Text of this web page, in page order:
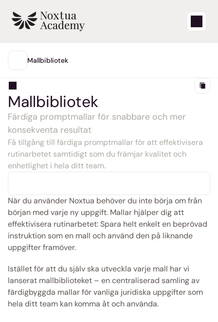
Starta
HUVUDMENY
Supportartiklar
Blogg
Produktuppdateringar
Logga in
Mallbibliotek
Mallbibliotek
Färdiga promptmallar för snabbare och mer
konsekventa resultat
Få tillgång till färdiga promptmallar för att effektivisera
rutinarbetet samtidigt som du främjar kvalitet och
enhetlighet i hela ditt team.
När du använder Noxtua behöver du inte börja om från
början med varje ny uppgift. Mallar hjälper dig att
effektivisera rutinarbetet: Spara helt enkelt en beprövad
instruktion som en mall och använd den på liknande
uppgifter framöver.
Istället för att du själv ska utveckla varje mall har vi
lanserat mallbiblioteket – en centraliserad samling av
färdigbyggda mallar för vanliga juridiska uppgifter som
hela ditt team kan komma åt och använda.